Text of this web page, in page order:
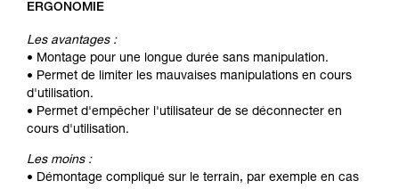
ERGONOMIE
Les avantages :
• Montage pour une longue durée sans manipulation.
• Permet de limiter les mauvaises manipulations en cours
d'utilisation.
• Permet d'empêcher l'utilisateur de se déconnecter en
cours d'utilisation.
Les moins :
• Démontage compliqué sur le terrain, par exemple en cas